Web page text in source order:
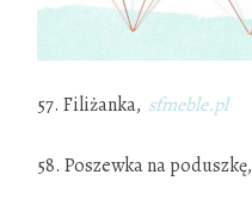
57. Filiżanka, sfmeble.pl
58. Poszewka na poduszkę,